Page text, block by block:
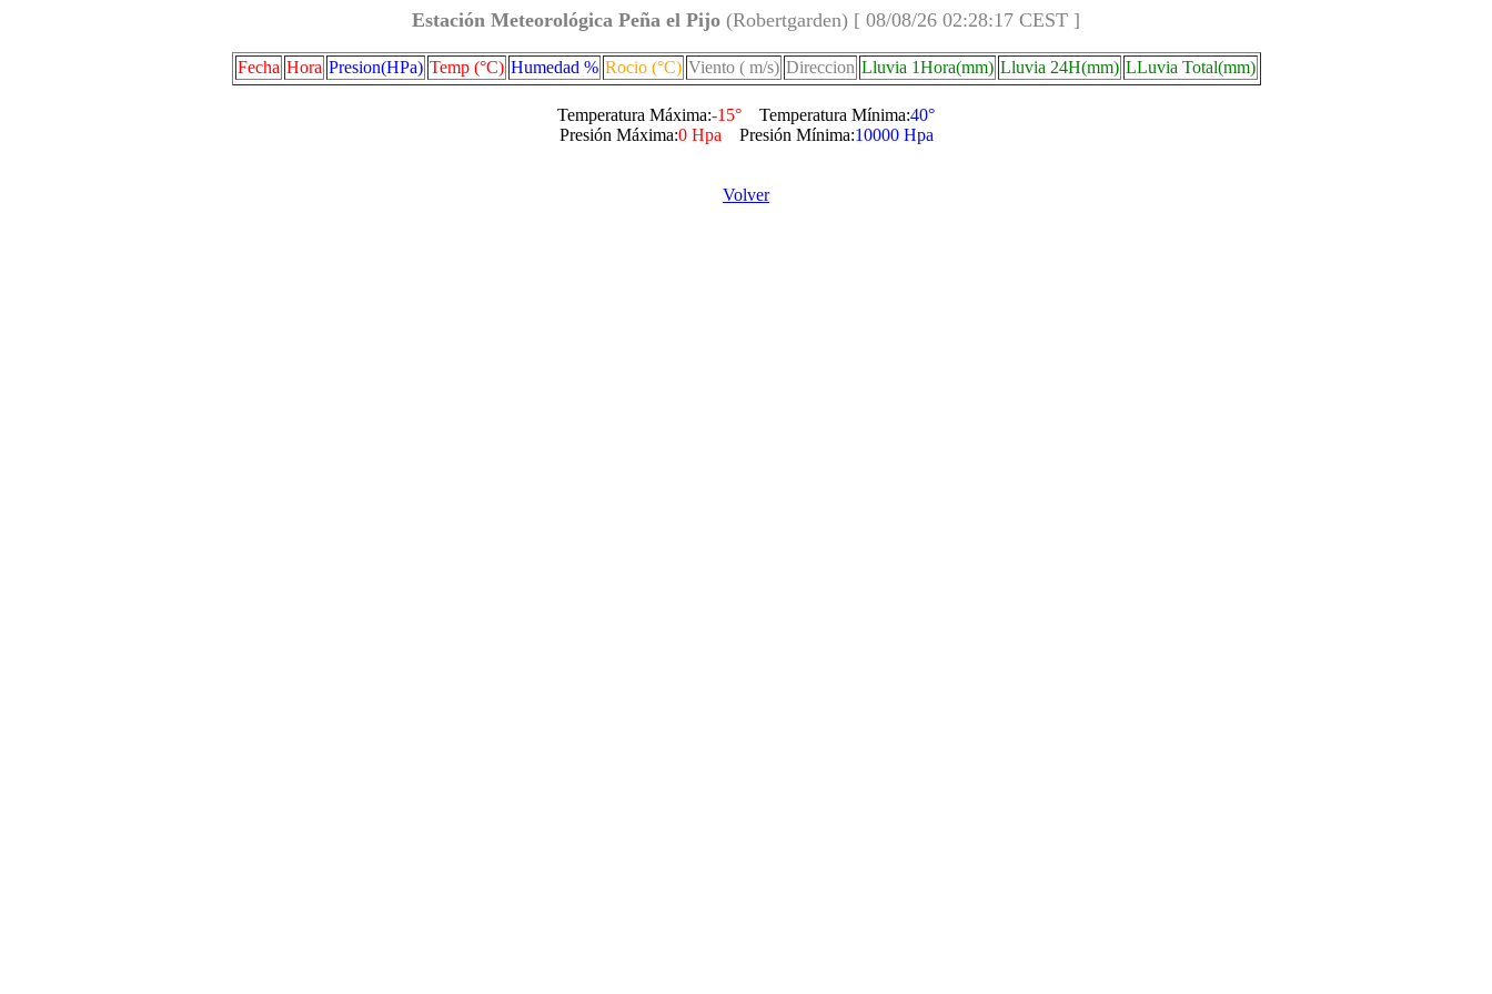
Estación Meteorológica Peña el Pijo (Robertgarden) [ 08/08/26 02:28:17 CEST ]
Fecha Hora Presion(HPa) Temp (°C) Humedad % Rocio (°C) Viento ( m/s) Direccion Lluvia 1Hora(mm) Lluvia 24H(mm) LLuvia Total(mm)
Temperatura Máxima:-15° Temperatura Mínima:40°
Presión Máxima:0 Hpa Presión Mínima:10000 Hpa
Volver